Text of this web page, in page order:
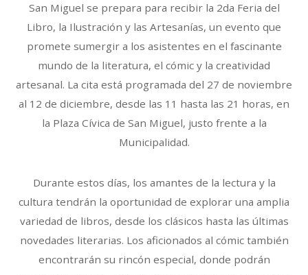
San Miguel se prepara para recibir la 2da Feria del
Libro, la Ilustración y las Artesanías, un evento que
promete sumergir a los asistentes en el fascinante
mundo de la literatura, el cómic y la creatividad
artesanal. La cita está programada del 27 de noviembre
al 12 de diciembre, desde las 11 hasta las 21 horas, en
la Plaza Cívica de San Miguel, justo frente a la
Municipalidad.
Durante estos días, los amantes de la lectura y la
cultura tendrán la oportunidad de explorar una amplia
variedad de libros, desde los clásicos hasta las últimas
novedades literarias. Los aficionados al cómic también
encontrarán su rincón especial, donde podrán